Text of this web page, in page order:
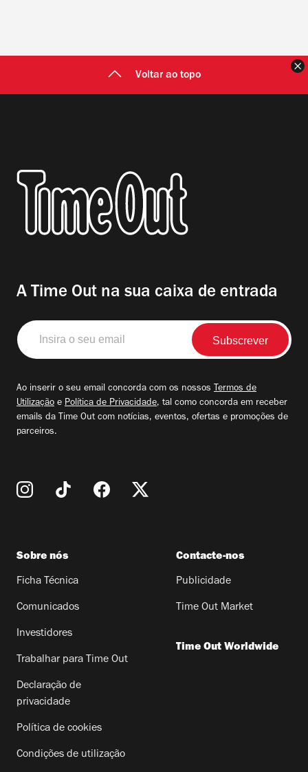
Voltar ao topo
A Time Out na sua caixa de entrada
Insira
o
seu
Ao inserir o seu email concorda com os nossos Termos de
Utilização e Política de Privacidade, tal como concorda em receber
emails da Time Out com notícias, eventos, ofertas e promoções de
parceiros.
Sobre nós
Ficha Técnica
Comunicados
Investidores
Trabalhar para Time Out
Declaração de
privacidade
Política de cookies
Condições de utilização
Contacte-nos
Publicidade
Time Out Market
Time Out Worldwide